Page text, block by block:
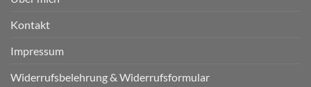
Kontakt
Impressum
Widerrufsbelehrung & Widerrufsformular